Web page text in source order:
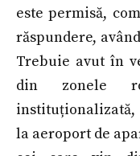
este permisă,
răspundere,
Trebuie avut în
din zonele
la aeroport de